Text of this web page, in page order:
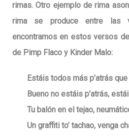
rimas. Otro ejemplo de rima
rima se produce entre las
encontramos en estos versos
de Pimp Flaco y Kinder Malo:
Estáis todos más p’atrás
Bueno no estáis p’atrás, estáis
Tu balón en el tejao,
Un graffiti to’ tachao, venga ch